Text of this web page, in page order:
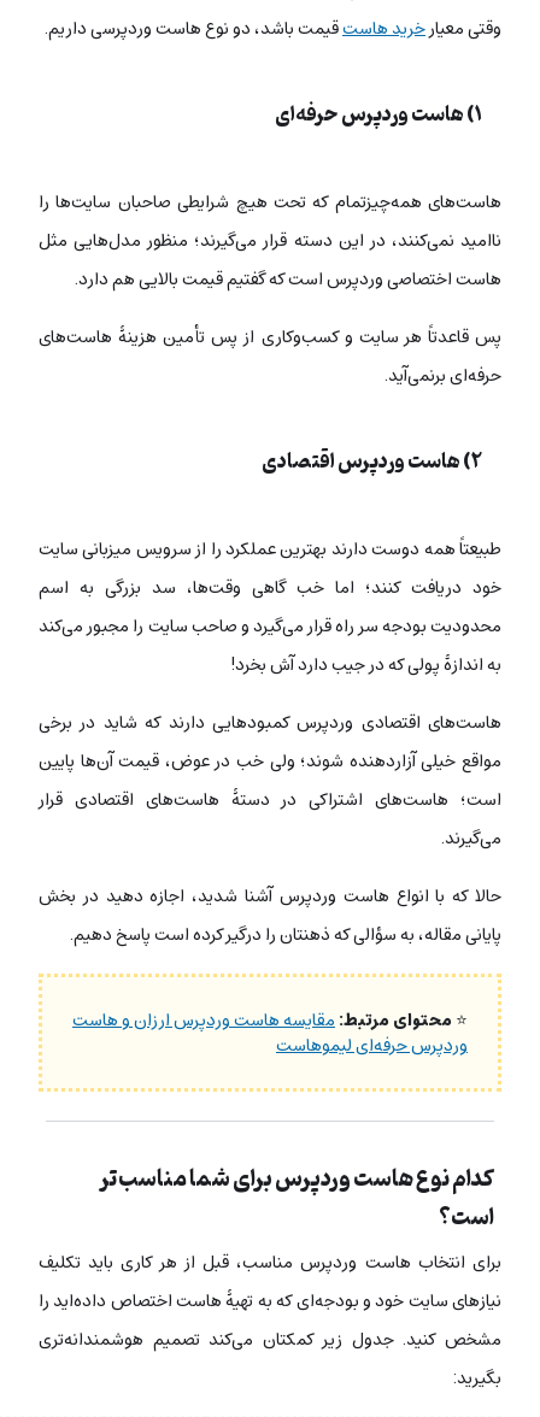
وقتی معیارخرید هاستقیمت باشد، دو نوع هاست وردپرسی داریم.
هاست‌های همه‌چیزتمام که تحت هیچ شرایطی صاحبان سایت‌ها را
ناامید نمی‌کنند، در این دسته قرار می‌گیرند؛ منظور مدل‌هایی مثل
هاست اختصاصی وردپرس است که گفتیم قیمت بالایی هم دارد.
پس قاعدتاً هر سایت و کسب‌وکاری از پس تأمین هزینۀ هاست‌های
حرفه‌ای برنمی‌آید.
۲) هاست وردپرس اقتصادی
طبیعتاً همه دوست دارند بهترین عملکرد را از سرویس میزبانی سایت
خود دریافت کنند؛ اما خب گاهی وقت‌ها، سد بزرگی به اسم
محدودیت بودجه سر راه قرار می‌گیرد و صاحب سایت را مجبور می‌کند
به اندازۀ پولی که در جیب دارد آش بخرد!
هاست‌های اقتصادی وردپرس کمبودهایی دارند که شاید در برخی
مواقع خیلی آزاردهنده شوند؛ ولی خب در عوض، قیمت آن‌ها پایین
است؛ هاست‌های اشتراکی در دستۀ هاست‌های اقتصادی قرار
می‌گیرند.
حالا که با انواع هاست وردپرس آشنا شدید، اجازه دهید در بخش
پایانی مقاله، به سؤالی که ذهنتان را درگیر کرده است پاسخ دهیم.
⭐محتوای مرتبط:مقایسه هاست وردپرس ارزان و هاست
وردپرس حرفه‌ای لیموهاست
کدام نوع هاست وردپرس برای شما مناسب‌تر
است؟
برای انتخاب هاست وردپرس مناسب، قبل از هر کاری باید تکلیف
نیازهای سایت خود و بودجه‌ای که به تهیۀ هاست اختصاص داده‌اید را
مشخص کنید. جدول زیر کمکتان می‌کند تصمیم هوشمندانه‌تری
بگیرید: